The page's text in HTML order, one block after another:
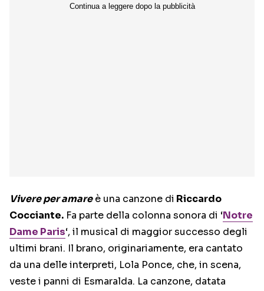
Vivere per amareè una canzone di Riccardo
Cocciante. Fa parte della colonna sonora di ‘Notre
Dame Paris‘, il musical di maggior successo degli
ultimi brani. Il brano, originariamente, era cantato
da una delle interpreti, Lola Ponce, che, in scena,
veste i panni di Esmaralda. La canzone, datata